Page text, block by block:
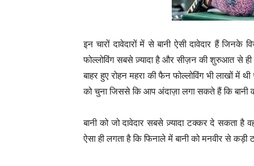
इन चारों दावेदारों में से बानी ऐसी दावेदार हैं
फोल्लोविंग सबसे ज़्यादा है और सीज़न की शुरुआत से
बाहर हुए रोहन महरा की फैन फोल्लोविंग भी लाखों में
को चुना जिससे कि आप अंदाज़ा लगा सकते हैं कि बानी
बानी को जो दावेदार सबसे ज़्यादा टक्कर दे सकता है
ऐसा ही लगता है कि फिनाले में बानी को मनवीर से